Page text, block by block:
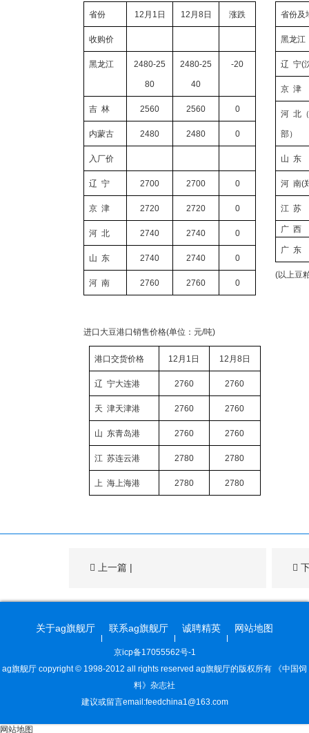
省份 12 月 1 日 12 月 8日 涨跌
收购价
黑龙江 2480-25
80
2480-25
40
-20
吉 林 2560 2560 0
内蒙古 2480 2480 0
入厂价
辽 宁 2700 2700 0
京 津 2720 2720 0
河 北 2740 2740 0
山 东 2740 2740 0
河 南 2760 2760 0
进口大豆港口销售价格(单位：元/吨)
港口交货价格 12 月 1 日 12 月 8日
辽 宁大连港 2760 2760
天 津天津港 2760 2760
山 东青岛港 2760 2760
江 苏连云港 2780 2780
上 海上海港 2780 2780
省份及
黑龙江
辽 宁(
京 津
河 北
部）
山 东
河 南(
江 苏
广 西
广 东
(以上豆
上一篇 |
关于ag旗舰厅 联系ag旗舰厅 诚聘精英 网站地图
京icp备17055562号-1
ag旗舰厅 copyright © 1998-2012 all rights reserved ag旗舰厅的版权所有 《中国饲
料》杂志社
建议或留言email:feedchina1@163.com
网站地图